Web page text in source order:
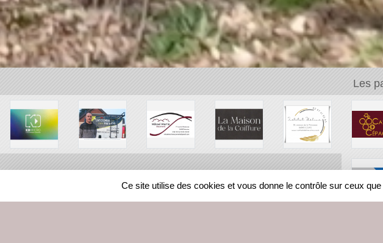
Les
Ce site utilise des cookies et vous donne le contrôle sur ceux